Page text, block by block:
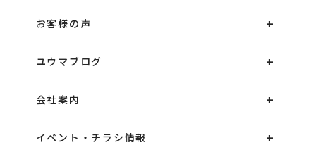
お客様の声
ユウマブログ
会社案内
イベント・チラシ情報